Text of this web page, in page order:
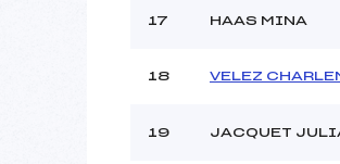
17 HAAS MINA
18 VELEZ
19 JACQUET